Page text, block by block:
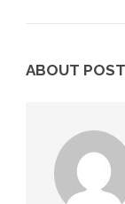
ABOUT